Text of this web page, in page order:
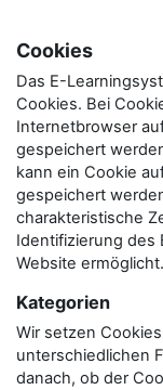
Cookies
Das E-
Cookies. Bei
Internetbrowser
gespeichert
kann ein Cookie
gespeichert
charakteristische
Identifizierung des
Website ermöglicht.
Kategorien
Wir setzen
unterschiedlichen
danach, ob der